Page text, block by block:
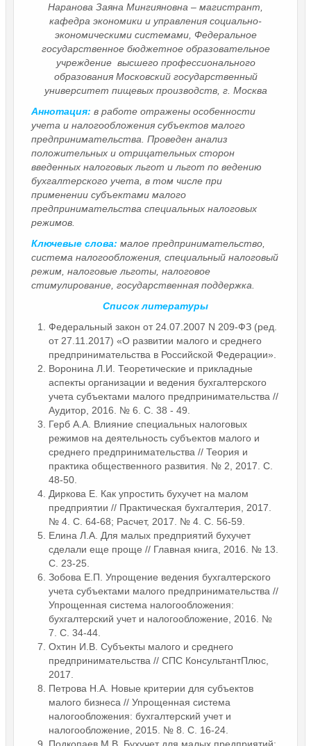
Наранова Заяна Мингияновна – магистрант,
кафедра экономики и управления социально-
экономическими системами, Федеральное
государственное бюджетное образовательное
учреждение высшего профессионального
образования Московский государственный
университет пищевых производств, г. Москва
Аннотация: в работе отражены особенности
учета и налогообложения субъектов малого
предпринимательства. Проведен анализ
положительных и отрицательных сторон
введенных налоговых льгот и льгот по ведению
бухгалтерского учета, в том числе при
применении субъектами малого
предпринимательства специальных налоговых
режимов.
Ключевые слова: малое предпринимательство,
система налогообложения, специальный налоговый
режим, налоговые льготы, налоговое
стимулирование, государственная поддержка.
Список литературы
Федеральный закон от 24.07.2007 N 209-ФЗ (ред.
от 27.11.2017) «О развитии малого и среднего
предпринимательства в Российской Федерации».
Воронина Л.И. Теоретические и прикладные
аспекты организации и ведения бухгалтерского
учета субъектами малого предпринимательства //
Аудитор, 2016. № 6. С. 38 - 49.
Герб А.А. Влияние специальных налоговых
режимов на деятельность субъектов малого и
среднего предпринимательства // Теория и
практика общественного развития. № 2, 2017. С.
48-50.
Диркова Е. Как упростить бухучет на малом
предприятии // Практическая бухгалтерия, 2017.
№ 4. С. 64-68; Расчет, 2017. № 4. С. 56-59.
Елина Л.А. Для малых предприятий бухучет
сделали еще проще // Главная книга, 2016. № 13.
С. 23-25.
Зобова Е.П. Упрощение ведения бухгалтерского
учета субъектами малого предпринимательства //
Упрощенная система налогообложения:
бухгалтерский учет и налогообложение, 2016. №
7. С. 34-44.
Охтин И.В. Субъекты малого и среднего
предпринимательства // СПС КонсультантПлюс,
2017.
Петрова Н.А. Новые критерии для субъектов
малого бизнеса // Упрощенная система
налогообложения: бухгалтерский учет и
налогообложение, 2015. № 8. С. 16-24.
Подкопаев М.В. Бухучет для малых предприятий: